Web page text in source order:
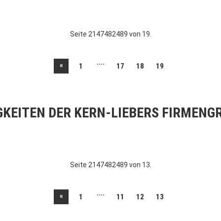
Seite 2147482489 von 19.
« 1 .... 17 18 19
DER KERN-LIEBERS
Seite 2147482489 von 13.
« 1 .... 11 12 13